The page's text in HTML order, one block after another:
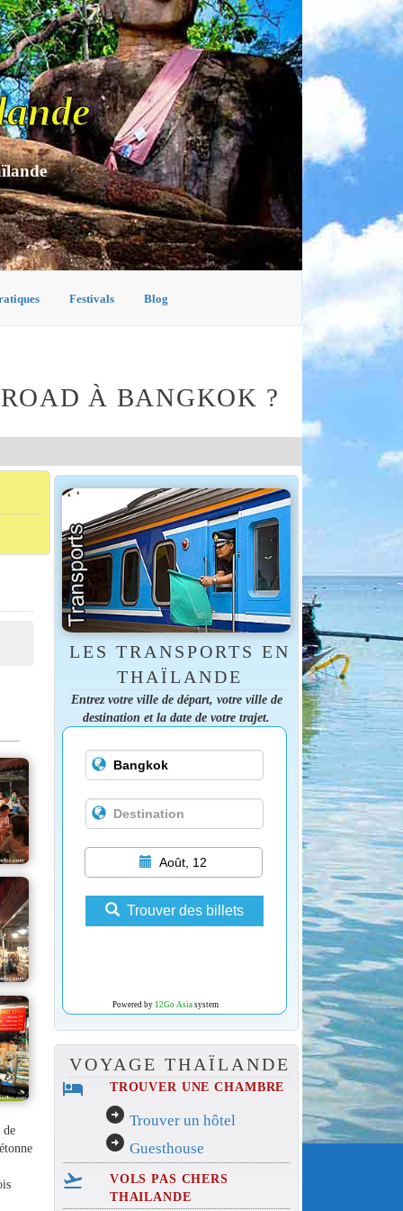
Festivals Blog
À BANGKOK ?
de
LES TRANSPORTS EN
THAÏLANDE
Entrez votre ville de départ, votre ville de
destination et la date de votre trajet.
Août, 12
Trouver des billets
Powered by 12Go Asiasystem
VOYAGE THAÏLANDE
hotel TROUVER UNE CHAMBRE
arrow_circle_right Trouver un hôtel
arrow_circle_right Guesthouse
flight_takeoff
VOLS PAS CHERS
THAILANDE